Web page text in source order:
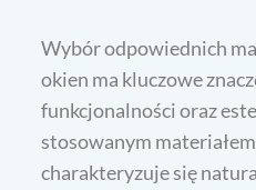
Wybór odpowiednich
okien ma kluczowe
funkcjonalności oraz
stosowanym
charakteryzuje się